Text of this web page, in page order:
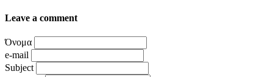
Leave a comment
Όνομα
e-mail
Subject